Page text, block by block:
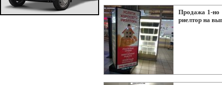
Продажа 1-но
риелтор на